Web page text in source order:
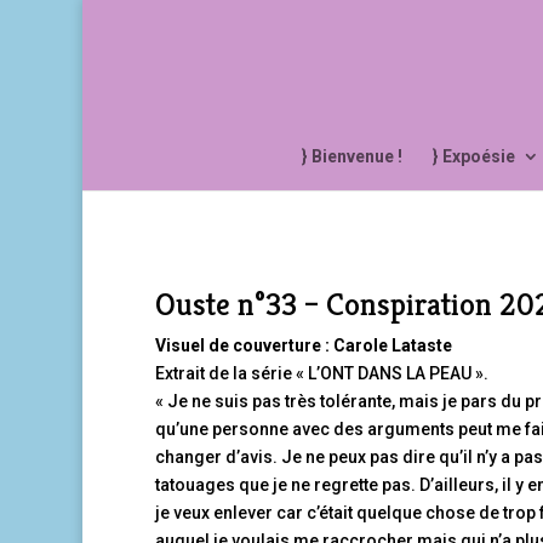
} Bienvenue ! } Expoésie
Ouste n°33 – Conspiration
Visuel de couverture : Carole Lataste
Extrait de la série « L’ONT DANS LA PEAU ».
« Je ne suis pas très tolérante, mais je pars du
qu’une personne avec des arguments peut me
changer d’avis. Je ne peux pas dire qu’il n’y a
tatouages que je ne regrette pas. D’ailleurs, il y
je veux enlever car c’était quelque chose de trop